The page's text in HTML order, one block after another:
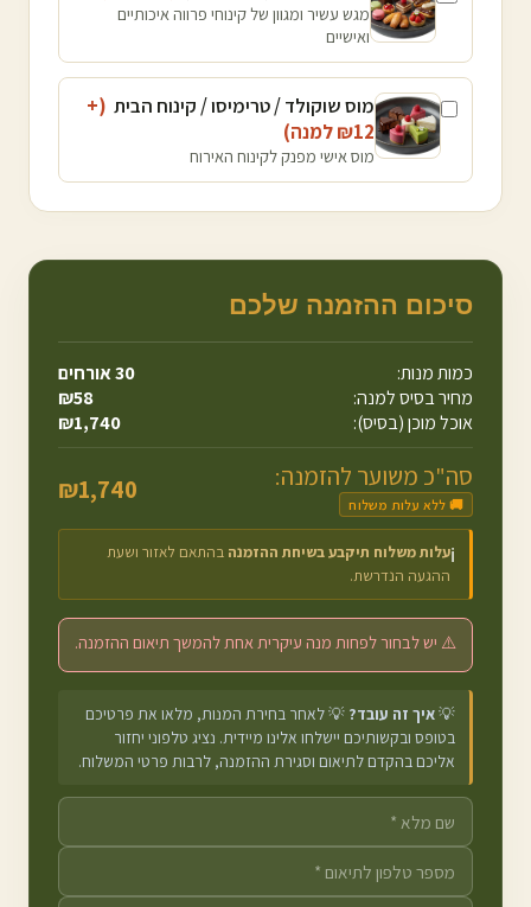
מגש עשיר ומגוון של קינוחי פרווה איכותיים
ואישיים
מוס שוקולד / טרימיסו / קינוח הבית (+
₪12 למנה)
מוס אישי מפנק לקינוח האירוח
סיכום ההזמנה שלכם
כמות מנות: 30אורחים
מחיר בסיס למנה:
₪58
אוכל מוכן (בסיס):
₪1,740
סה"כ משוער להזמנה:
🚚 ללא עלות משלוח ₪1,740
ℹ️עלות משלוח תיקבע בשיחת ההזמנה בהתאם לאזור ושעת
ההגעה הנדרשת.
⚠️ יש לבחור לפחות מנה עיקרית אחת להמשך תיאום ההזמנה.
💡איך זה עובד? 💡 לאחר בחירת המנות, מלאו את פרטיכם
בטופס ובקשותיכם יישלחו אלינו מיידית. נציג טלפוני יחזור
אליכם בהקדם לתיאום וסגירת ההזמנה, לרבות פרטי המשלוח.